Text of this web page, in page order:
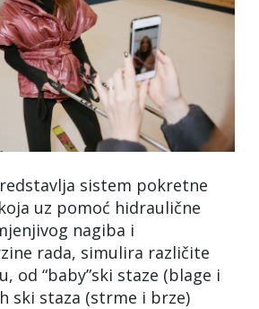
sistem pokretne
uz pomoć hidraulične
nagiba i
rada, simulira različite
od “baby”ski staze (blage i
ski staza (strme i brze)